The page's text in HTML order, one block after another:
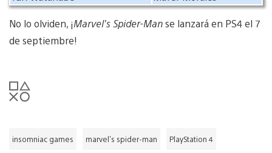
No lo olviden, ¡Marvel’s Spider-Manse lanzará en PS4 el 7
de septiembre!
insomniac games marvel's spider-man PlayStation 4